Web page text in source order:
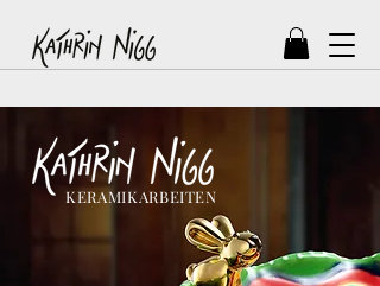
KERAMIKARBEITEN